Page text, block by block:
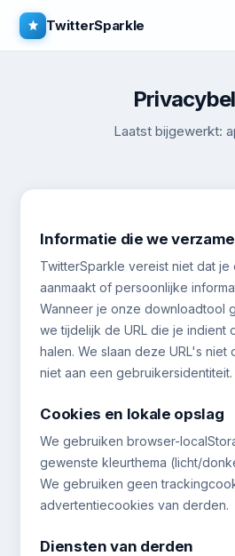
TwitterSparkle
Laatst bijgewerkt:
Informatie die we
TwitterSparkle vereist niet dat je
aanmaakt of persoonlijke
Wanneer je onze downloadtool
we tijdelijk de URL die je indient
halen. We slaan deze URL's
niet aan een gebruikersidentiteit.
Cookies en lokale opslag
We gebruiken browser-
gewenste kleurthema (licht/
We gebruiken geen
advertentiecookies van derden.
Diensten van derden